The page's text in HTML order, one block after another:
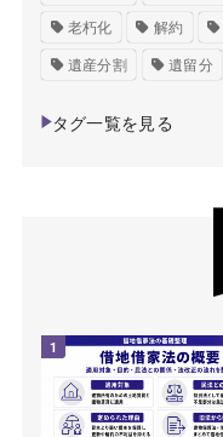
老朽化
解約
遺産分割
遺留分
タグ一覧を見る